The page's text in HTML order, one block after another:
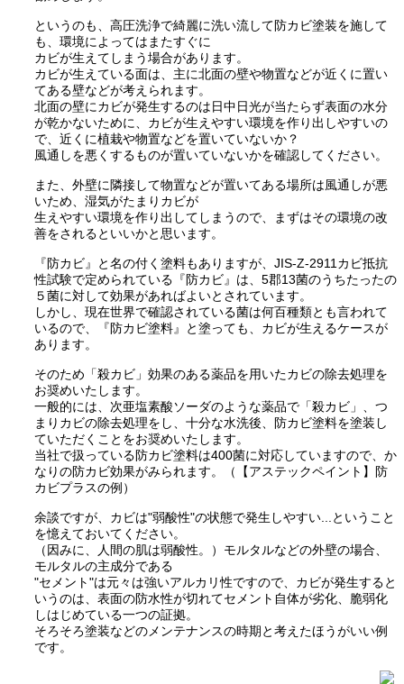
というのも、高圧洗浄で綺麗に洗い流して防カビ塗装を施して
も、環境によってはまたすぐに
カビが生えてしまう場合があります。
カビが生えている面は、主に北面の壁や物置などが近くに置い
てある壁などが考えられます。
北面の壁にカビが発生するのは日中日光が当たらず表面の水分
が乾かないために、カビが生えやすい環境を作り出しやすいの
で、近くに植栽や物置などを置いていないか？
風通しを悪くするものが置いていないかを確認してください。
また、外壁に隣接して物置などが置いてある場所は風通しが悪
いため、湿気がたまりカビが
生えやすい環境を作り出してしまうので、まずはその環境の改
善をされるといいかと思います。
『防カビ』と名の付く塗料もありますが、JIS-Z-2911カビ抵抗
性試験で定められている『防カビ』は、5郡13菌のうちたったの
５菌に対して効果があればよいとされています。
しかし、現在世界で確認されている菌は何百種類とも言われて
いるので、『防カビ塗料』と塗っても、カビが生えるケースが
あります。
そのため「殺カビ」効果のある薬品を用いたカビの除去処理を
お奨めいたします。
一般的には、次亜塩素酸ソーダのような薬品で「殺カビ」、つ
まりカビの除去処理をし、十分な水洗後、防カビ塗料を塗装し
ていただくことをお奨めいたします。
当社で扱っている防カビ塗料は400菌に対応していますので、か
なりの防カビ効果がみられます。（【アステックペイント】防
カビプラスの例）
余談ですが、カビは"弱酸性"の状態で発生しやすい...ということ
を憶えておいてください。
（因みに、人間の肌は弱酸性。）モルタルなどの外壁の場合、
モルタルの主成分である
"セメント"は元々は強いアルカリ性ですので、カビが発生すると
いうのは、表面の防水性が切れてセメント自体が劣化、脆弱化
しはじめている一つの証拠。
そろそろ塗装などのメンテナンスの時期と考えたほうがいい例
です。